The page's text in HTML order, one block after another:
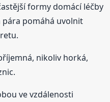
formy domácí léčby
pára pomáhá uvolnit
nikoliv horká,
ve vzdálenosti